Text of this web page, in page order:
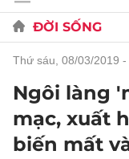
ĐỜI SỐNG
thứ sáu, 08/03/2019
Ngôi làng
mạc, xuất
biến mất